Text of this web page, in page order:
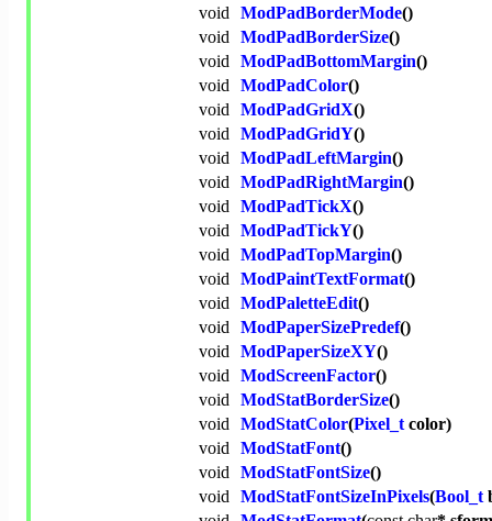
void ModPadBorderMode()
void ModPadBorderSize()
void ModPadBottomMargin()
void ModPadColor()
void ModPadGridX()
void ModPadGridY()
void ModPadLeftMargin()
void ModPadRightMargin()
void ModPadTickX()
void ModPadTickY()
void ModPadTopMargin()
void ModPaintTextFormat()
void ModPaletteEdit()
void ModPaperSizePredef()
void ModPaperSizeXY()
void ModScreenFactor()
void ModStatBorderSize()
void ModStatColor(Pixel_tcolor)
void ModStatFont()
void ModStatFontSize()
void ModStatFontSizeInPixels(Bool_t